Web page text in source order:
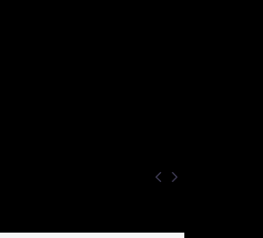
 